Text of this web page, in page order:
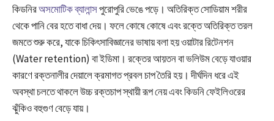
কিডনিরঅসমোটিক ব্যালান্সপুরোপুরি ভেঙে পড়ে। অতিরিক্ত সোডিয়াম শরীর
থেকে পানি বের হতে বাধা দেয়। ফলে কোষে কোষে এবং রক্তে অতিরিক্ত তরল
জমতে শুরু করে, যাকে চিকিৎসাবিজ্ঞানের ভাষায় বলা হয় ওয়াটার রিটেনশন
(Water retention) বা ইডিমা। রক্তের আয়তন বা ভলিউম বেড়ে যাওয়ার
কারণে রক্তনালীর দেয়ালে ক্রমাগত প্রবল চাপ তৈরি হয়। দীর্ঘদিন ধরে এই
অবস্থা চলতে থাকলে উচ্চ রক্তচাপ স্থায়ী রূপ নেয় এবং কিডনি ফেইলিওরের
ঝুঁকিও বহুগুণ বেড়ে যায়।